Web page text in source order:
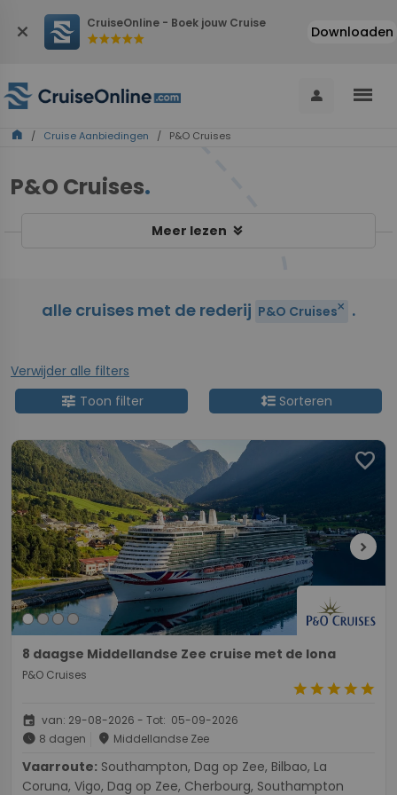
close CruiseOnline - Boek jouw Cruise
starstarstarstarstar Downloaden
person menu
home / Cruise Aanbiedingen / P&O Cruises
P&O Cruises.
Meer lezen keyboard_double_arrow_down
alle cruises met de rederij P&O Cruisesclose .
Verwijder alle filters
tune Toon filter format_line_spacingSorteren
favorite
chevron_right
8 daagse Middellandse Zee cruise met de Iona
P&O Cruises
starstarstarstarstar
event van: 29-08-2026 - Tot: 05-09-2026
schedule 8 dagen place Middellandse Zee
Vaarroute:
Coruna, Vigo, Dag op Zee, Cherbourg, Southampton